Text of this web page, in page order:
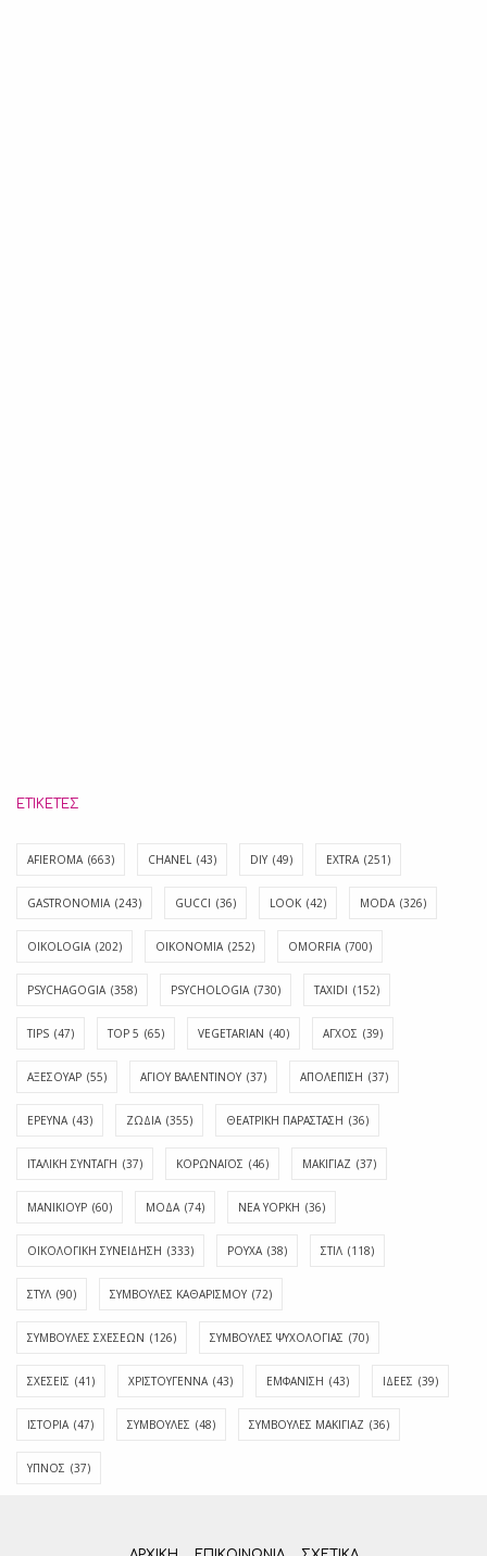
ΕΤΙΚΈΤΕΣ
AFIEROMA (663) CHANEL (43) DIY (49) EXTRA (251)
GASTRONOMIA (243) GUCCI (36) LOOK (42) MODA (326)
OIKOLOGIA (202) OIKONOMIA (252) OMORFIA (700)
PSYCHAGOGIA (358) PSYCHOLOGIA (730) TAXIDI (152)
TIPS (47) TOP 5 (65) VEGETARIAN (40) ΑΓΧΟΣ (39)
ΑΞΕΣΟΥΑΡ (55) ΑΓΊΟΥ ΒΑΛΕΝΤΊΝΟΥ (37) ΑΠΟΛΈΠΙΣΗ (37)
ΕΡΕΥΝΑ (43) ΖΩΔΙΑ (355) ΘΕΑΤΡΙΚΗ ΠΑΡΑΣΤΑΣΗ (36)
ΙΤΑΛΙΚΗ ΣΥΝΤΑΓΗ (37) ΚΟΡΩΝΑΪΟΣ (46) ΜΑΚΙΓΙΑΖ (37)
ΜΑΝΙΚΙΟΥΡ (60) ΜΟΔΑ (74) ΝΕΑ ΥΟΡΚΗ (36)
ΟΙΚΟΛΟΓΙΚΗ ΣΥΝΕΙΔΗΣΗ (333) ΡΟΥΧΑ (38) ΣΤΙΛ (118)
ΣΤΥΛ (90) ΣΥΜΒΟΥΛΕΣ ΚΑΘΑΡΙΣΜΟΥ (72)
ΣΥΜΒΟΥΛΕΣ ΣΧΕΣΕΩΝ (126) ΣΥΜΒΟΥΛΕΣ ΨΥΧΟΛΟΓΙΑΣ (70)
ΣΧΕΣΕΙΣ (41) ΧΡΙΣΤΟΥΓΕΝΝΑ (43) ΕΜΦΆΝΙΣΗ (43) ΙΔΈΕΣ (39)
ΙΣΤΟΡΊΑ (47) ΣΥΜΒΟΥΛΈΣ (48) ΣΥΜΒΟΥΛΈΣ ΜΑΚΙΓΙΆΖ (36)
ΎΠΝΟΣ (37)